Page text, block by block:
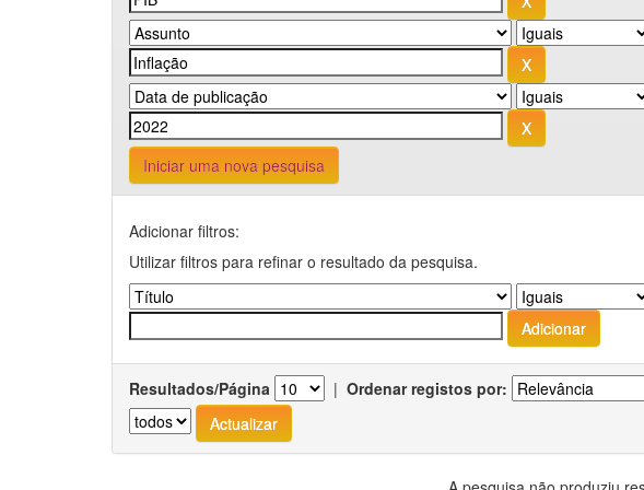
Iniciar uma nova pesquisa
Adicionar filtros:
Utilizar filtros para refinar o resultado da pesquisa.
Resultados/Página | Ordenar registos por: